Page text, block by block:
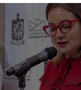
diputadas